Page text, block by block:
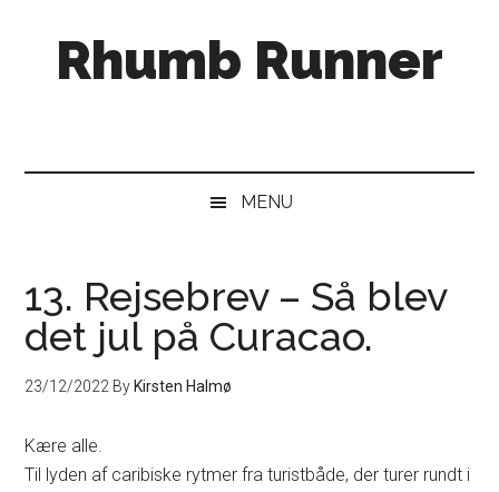
secondaryRhumb Runner
MENU
13. Rejsebrev – Så blev
det jul på Curacao.
23/12/2022 By Kirsten Halmø
Kære alle.
Til lyden af caribiske rytmer fra turistbåde, der turer rundt i